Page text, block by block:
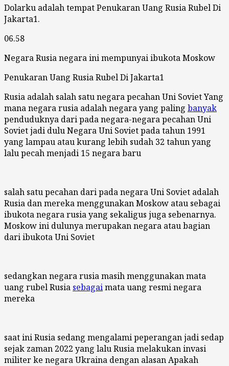
Dolarku adalah tempat Penukaran Uang Rusia Rubel Di
Jakarta1.
06.58
Negara Rusia negara ini mempunyai ibukota Moskow
Penukaran Uang Rusia Rubel Di Jakarta1
Rusia adalah salah satu negara pecahan Uni Soviet Yang
mana negara rusia adalah negara yang paling banyak
penduduknya dari pada negara-negara pecahan Uni
Soviet jadi dulu Negara Uni Soviet pada tahun 1991
yang lampau atau kurang lebih sudah 32 tahun yang
lalu pecah menjadi 15 negara baru
salah satu pecahan dari pada negara Uni Soviet adalah
Rusia dan mereka menggunakan Moskow atau sebagai
ibukota negara rusia yang sekaligus juga sebenarnya.
Moskow ini dulunya merupakan negara atau bagian
dari ibukota Uni Soviet
sedangkan negara rusia masih menggunakan mata
uang rubel Rusia sebagaimata uang resmi negara
mereka
saat ini Rusia sedang mengalami peperangan jadi sedap
sejak zaman 2022 yang lalu Rusia melakukan invasi
militer ke negara Ukraina dengan alasan Apakah